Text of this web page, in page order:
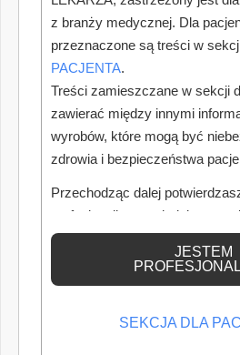
z branży medycznej. Dla
przeznaczone są treści w
PACJENTA.
Treści zamieszczane w sekcji
zawierać między innymi
wyrobów, które mogą być
zdrowia i bezpieczeństwa
Przechodząc dalej
profesjonalistą posiadającym
wiedzę medyczną.
JESTEM
SEKCJA DLA